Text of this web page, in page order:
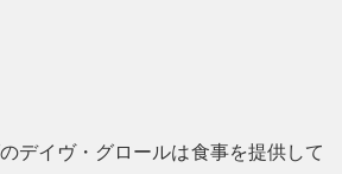
デイヴ・グロールは食事を提供して